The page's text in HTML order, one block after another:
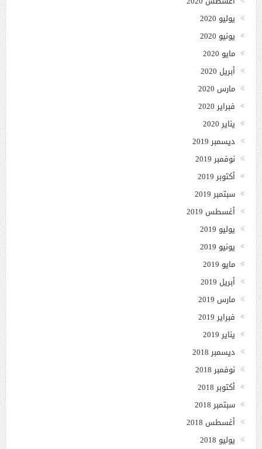
يوليو 2020
يونيو 2020
مايو 2020
أبريل 2020
مارس 2020
فبراير 2020
يناير 2020
ديسمبر 2019
نوفمبر 2019
أكتوبر 2019
سبتمبر 2019
أغسطس 2019
يوليو 2019
يونيو 2019
مايو 2019
أبريل 2019
مارس 2019
فبراير 2019
يناير 2019
ديسمبر 2018
نوفمبر 2018
أكتوبر 2018
سبتمبر 2018
أغسطس 2018
يوليو 2018